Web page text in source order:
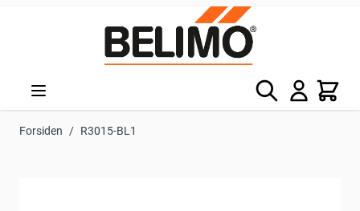
Søg Kurv
Forsiden / R3015-BL1